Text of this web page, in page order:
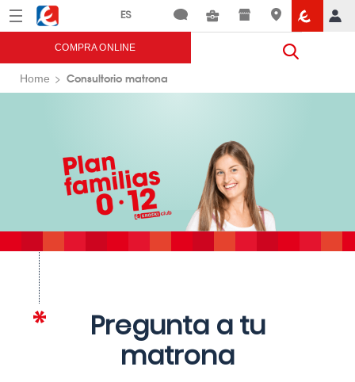
Menú Eroski
COMPRA ONLINE
Home Consultorio matrona
Pregunta a tu
matrona